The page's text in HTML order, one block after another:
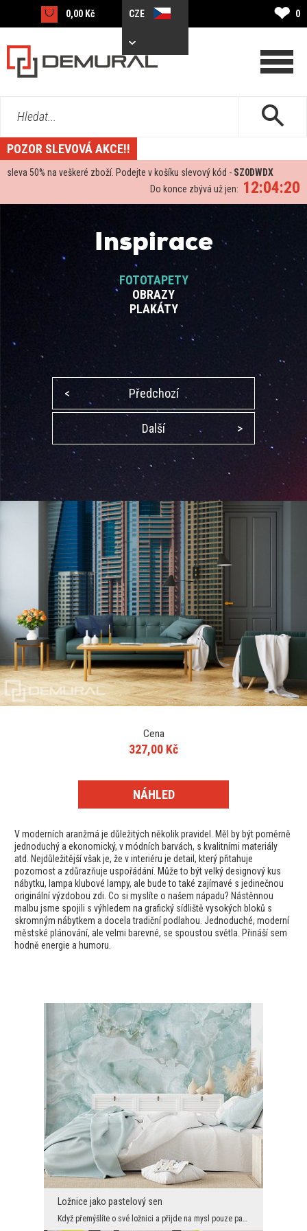
0,00 Kč CZE ❤ 0
Hledat...
POZOR SLEVOVÁ AKCE!!
sleva 50% na veškeré zboží. Podejte v košíku slevový kód - SZ0DWDX
12:04:19
Do konce zbývá už jen:
Inspirace
FOTOTAPETY
OBRAZY
PLAKÁTY
< Předchozí
Další >
Cena
327,00 Kč
NÁHLED
V moderních aranžmá je důležitých několik pravidel. Měl by být poměrně
jednoduchý a ekonomický, v módních barvách, s kvalitními materiály
atd. Nejdůležitější však je, že v interiéru je detail, který přitahuje
pozornost a zdůrazňuje uspořádání. Může to být velký designový kus
nábytku, lampa klubové lampy, ale bude to také zajímavé s jedinečnou
originální výzdobou zdi. Co si myslíte o našem nápadu? Nástěnnou
malbu jsme spojili s výhledem na grafický sídliště vysokých bloků s
skromným nábytkem a docela tradiční podlahou. Jednoduché, moderní
městské plánování, ale velmi barevné, se spoustou světla. Přináší sem
hodně energie a humoru.
Ložnice jako pastelový sen
Když přemýšlíte o své ložnici a přijde na mysl pouze pastely a bělost, znamená to, že byste rádi ...